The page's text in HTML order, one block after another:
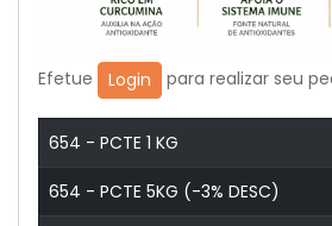
Efetue Login para realizar seu
654 - PCTE 1 KG
654 - PCTE 5KG (-3% DESC)